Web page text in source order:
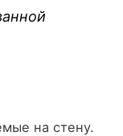
на стену.